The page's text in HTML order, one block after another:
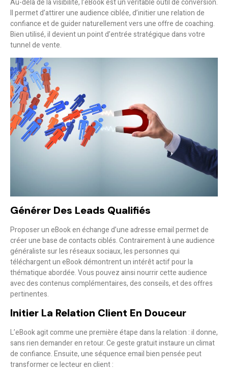
Au-delà de la visibilité, l’eBook est un véritable outil de conversion.
Il permet d’attirer une audience ciblée, d’initier une relation de
confiance et de guider naturellement vers une offre de coaching.
Bien utilisé, il devient unpoint d’entrée stratégiquedans votre
tunnel de vente.
Générer Des Leads Qualifiés
Proposer un eBook en échange d’une adresse email permet de
créer unebase de contacts ciblés. Contrairement à une audience
généraliste sur les réseaux sociaux, les personnes qui
téléchargent un eBook démontrent unintérêt actifpour la
thématique abordée. Vous pouvez ainsi nourrir cette audience
avec des contenus complémentaires, des conseils, et des offres
pertinentes.
Initier La Relation Client En Douceur
L’eBook agit comme unepremière étape dans la relation : il donne,
sans rien demander en retour. Ce geste gratuit instaure un climat
de confiance. Ensuite, une séquence email bien pensée peut
transformer ce lecteur en client :